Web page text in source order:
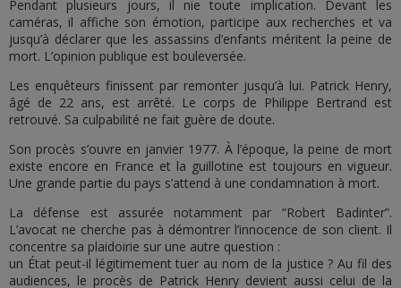
Pendant plusieurs jours, il nie toute implication. Devant les
caméras, il affiche son émotion, participe aux recherches et va
jusqu’à déclarer que les assassins d’enfants méritent la peine de
mort. L’opinion publique est bouleversée.
Les enquêteurs finissent par remonter jusqu’à lui. Patrick Henry,
âgé de 22 ans, est arrêté. Le corps de Philippe Bertrand est
retrouvé. Sa culpabilité ne fait guère de doute.
Son procès s’ouvre en janvier 1977. À l’époque, la peine de mort
existe encore en France et la guillotine est toujours en vigueur.
Une grande partie du pays s’attend à une condamnation à mort.
La défense est assurée notamment par “Robert Badinter”.
L’avocat ne cherche pas à démontrer l’innocence de son client. Il
concentre sa plaidoirie sur une autre question :
un État peut-il légitimement tuer au nom de la justice ? Au fil des
audiences, le procès de Patrick Henry devient aussi celui de la